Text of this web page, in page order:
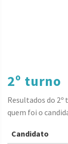
2º turno
Resultados do 2º
quem foi o
Candidato